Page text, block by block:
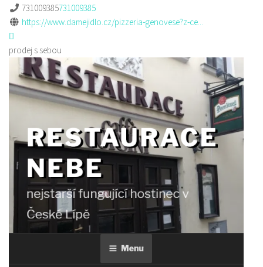
731009385731009385
https://www.damejidlo.cz/pizzeria-genovese?z-ce...
prodej s sebou